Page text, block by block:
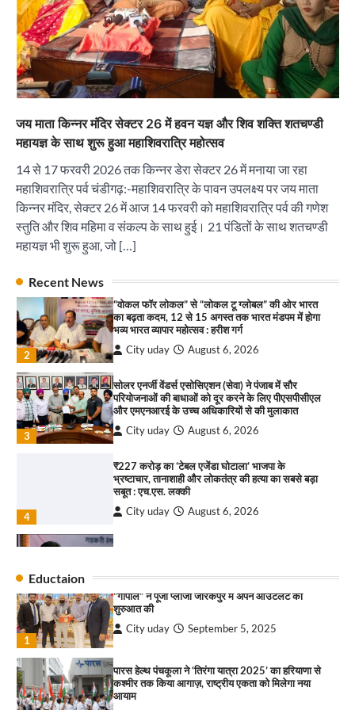
जय माता किन्नर मंदिर सेक्टर 26 में हवन यज्ञ और शिव शक्ति शतचण्डी
महायज्ञ के साथ शुरू हुआ महाशिवरात्रि महोत्सव
14 से 17 फरवरी 2026 तक किन्नर डेरा सेक्टर 26 में मनाया जा रहा
महाशिवरात्रि पर्व चंडीगढ़:-महाशिवरात्रि के पावन उपलक्ष्य पर जय माता
किन्नर मंदिर, सेक्टर 26 में आज 14 फरवरी को महाशिवरात्रि पर्व की गणेश
स्तुति और शिव महिमा व संकल्प के साथ हुई। 21 पंडितों के साथ शतचण्डी
महायज्ञ भी शुरू हुआ, जो […]
Recent News
2
भव्य भारत व्यापार महोत्सव : हरीश गर्ग
City uday August 6, 2026
सोलर एनर्जी वेंडर्स एसोसिएशन (सेवा) ने पंजाब में सौर
परियोजनाओं की बाधाओं को दूर करने के लिए पीएसपीसीएल
और एमएनआरई के उच्च अधिकारियों से की मुलाकात
4
₹227 करोड़ का ‘टेबल एजेंडा घोटाला’ भाजपा के
भ्रष्टाचार, तानाशाही और लोकतंत्र की हत्या का सबसे बड़ा
सबूत : एच.एस. लक्की
City uday August 6, 2026
इंडियन नेशनल थियेटर द्वारा 9 अगस्त को होगा ‘वर्षा ऋतु
संगीत संध्या 2026’ का आयोजन
2
“वोकल फॉर लोकल” से “लोकल टू ग्लोबल” की ओर भारत
का बढ़ता कदम, 12 से 15 अगस्त तक भारत मंडपम में होगा
भव्य भारत व्यापार महोत्सव : हरीश गर्ग
City uday August 6, 2026
3
सोलर एनर्जी वेंडर्स एसोसिएशन (सेवा) ने पंजाब में सौर
परियोजनाओं की बाधाओं को दूर करने के लिए पीएसपीसीएल
और एमएनआरई के उच्च अधिकारियों से की मुलाकात
City uday August 6, 2026
4
₹227 करोड़ का ‘टेबल एजेंडा घोटाला’ भाजपा के
भ्रष्टाचार, तानाशाही और लोकतंत्र की हत्या का सबसे बड़ा
सबूत : एच.एस. लक्की
City uday August 6, 2026
1
“वोकल फॉर लोकल” से “लोकल टू ग्लोबल” की ओर भारत
का बढ़ता कदम, 12 से 15 अगस्त तक भारत मंडपम में होगा
भव्य भारत व्यापार महोत्सव : हरीश गर्ग
City uday August 6, 2026
Eductaion
2
पारस हेल्थ पंचकूला ने ‘तिरंगा यात्रा 2025’ का हरियाणा से
आयाम
City uday August 13, 2025
3
सरकारी आदर्श उच्च विद्यालय, सैक्टर 34-सी, चण्डीगढ़ में
कार्यक्रम आयोजित
City uday August 6, 2025
राहुल गाँधी ने खाई है वैश्विक मंच पर भारत को कमजोर करने
की कसम: देवशाली
City uday August 6, 2025
1
“गोपाल” ने पूजा प्लाजा जीरकपुर में अपने आउटलेट की
शुरुआत की
City uday September 5, 2025
पारस हेल्थ पंचकूला ने ‘तिरंगा यात्रा 2025’ का हरियाणा से
कश्मीर तक किया आगाज़, राष्ट्रीय एकता को मिलेगा नया
आयाम